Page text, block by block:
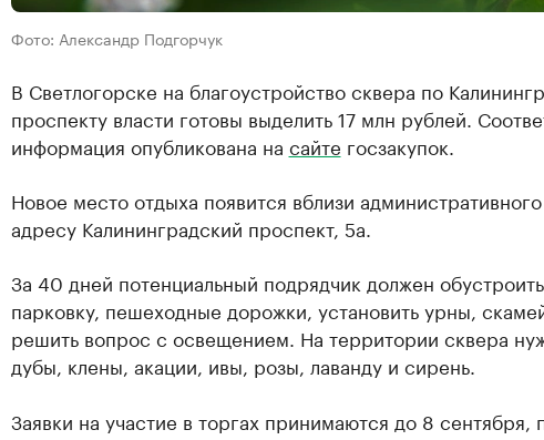
Фото: Александр Подгорчук
В Светлогорске на благоустройство сквера по
проспекту власти готовы выделить 17 млн рублей.
информация опубликована на сайте госзакупок.
Новое место отдыха появится вблизи
адресу Калининградский проспект, 5а.
За 40 дней потенциальный подрядчик должен
парковку, пешеходные дорожки, установить урны,
решить вопрос с освещением. На территории сквера
дубы, клены, акации, ивы, розы, лаванду и сирень.
Заявки на участие в торгах принимаются до 8 сентября,